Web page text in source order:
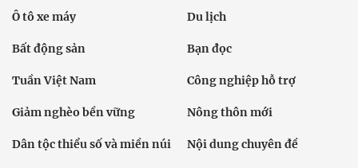
Ô tô xe máy Du lịch
Bất động sản Bạn đọc
Tuần Việt Nam Công nghiệp hỗ trợ
Giảm nghèo bền vững Nông thôn mới
Dân tộc thiểu số và miền núi Nội dung chuyên đề